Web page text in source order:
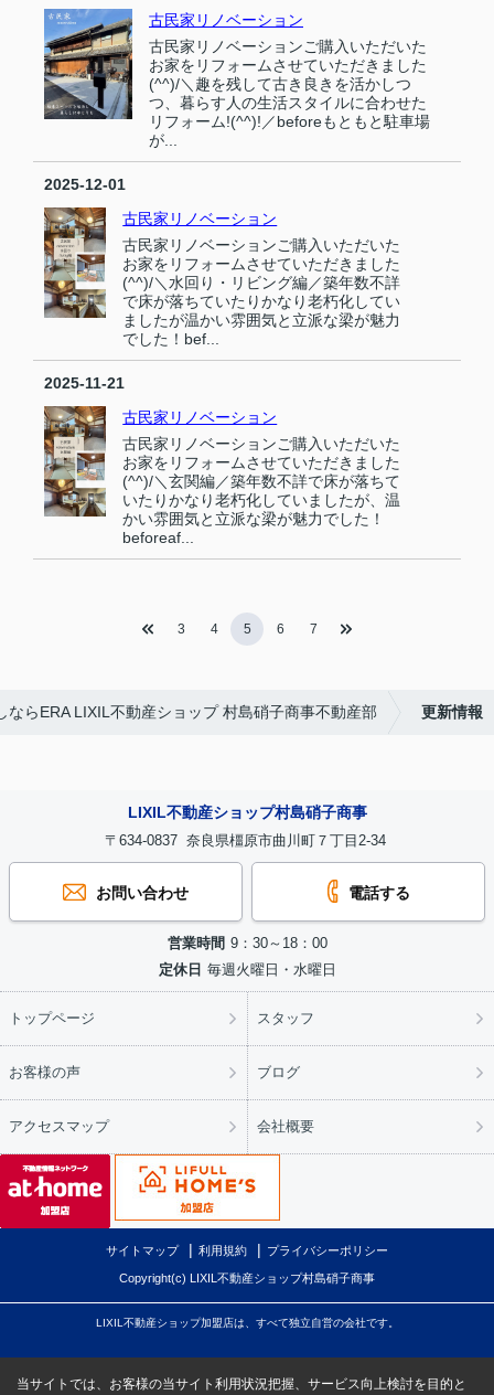
古民家リノベーション
古民家リノベーションご購入いただいた
お家をリフォームさせていただきました
(^^)/＼趣を残して古き良きを活かしつ
つ、暮らす人の生活スタイルに合わせた
リフォーム!(^^)!／beforeもともと駐車場
が...
2025-12-01
古民家リノベーション
古民家リノベーションご購入いただいた
お家をリフォームさせていただきました
(^^)/＼水回り・リビング編／築年数不詳
で床が落ちていたりかなり老朽化してい
ましたが温かい雰囲気と立派な梁が魅力
でした！bef...
2025-11-21
古民家リノベーション
古民家リノベーションご購入いただいた
お家をリフォームさせていただきました
(^^)/＼玄関編／築年数不詳で床が落ちて
いたりかなり老朽化していましたが、温
かい雰囲気と立派な梁が魅力でした！
beforeaf...
3 4 5 6 7
ならERA LIXIL不動産ショップ 村島硝子商事不動産部 更新情報
LIXIL不動産ショップ村島硝子商事
〒634-0837 奈良県橿原市曲川町７丁目2-34
お問い合わせ 電話する
営業時間 9：30～18：00
定休日 毎週火曜日・水曜日
トップページ スタッフ
お客様の声 ブログ
アクセスマップ 会社概要
サイトマップ 利用規約 プライバシーポリシー
Copyright(c) LIXIL不動産ショップ村島硝子商事
LIXIL不動産ショップ加盟店は、すべて独立自営の会社です。
当サイトでは、お客様の当サイト利用状況把握、サービス向上検討を目的と